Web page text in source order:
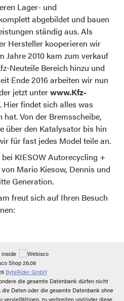
Lager- und
abgebildet und bauen
ständig aus. Als
Hersteller kooperieren wir
Jahre 2010 kam zum verkauf
Neuteile Bereich hinzu und
Ende 2016 arbeiten wir nun
jetzt unterwww.Kfz-
Hier findet sich alles was
hat. Von der Bremsscheibe,
über den Katalysator bis hin
für fast jedes Model teile an.
KIESOW Autorecycling +
Mario Kiesow, Dennis und
Generation.
freut sich auf Ihren Besuch
Shop 26.08
ByteRider GmbH
die gesamte Datenbank dürfen nicht
Daten oder die gesamte Datenbank ohne
vervielfältigen, zu verbreiten und/oder diese